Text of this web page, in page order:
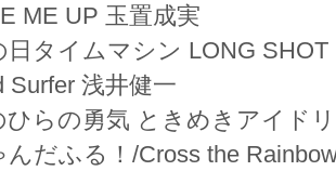
ME UP 玉置成実
日タイムマシン LONG SHOT
Surfer 浅井健一
ひらの勇気 ときめきアイド
んだふる！/Cross the